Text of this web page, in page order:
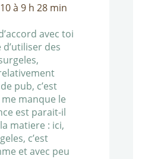
à 9 h 28 min
avec toi
des
pub, c’est
manque le
est parait-il
matiere : ici,
c’est
et avec peu